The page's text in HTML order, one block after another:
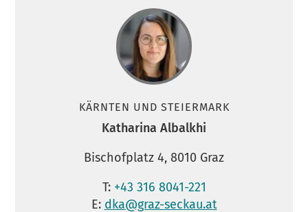
KÄRNTEN UND STEIERMARK
Katharina Albalkhi
Bischofplatz 4, 8010 Graz
T: +43 316 8041-221
E: dka@graz-seckau.at